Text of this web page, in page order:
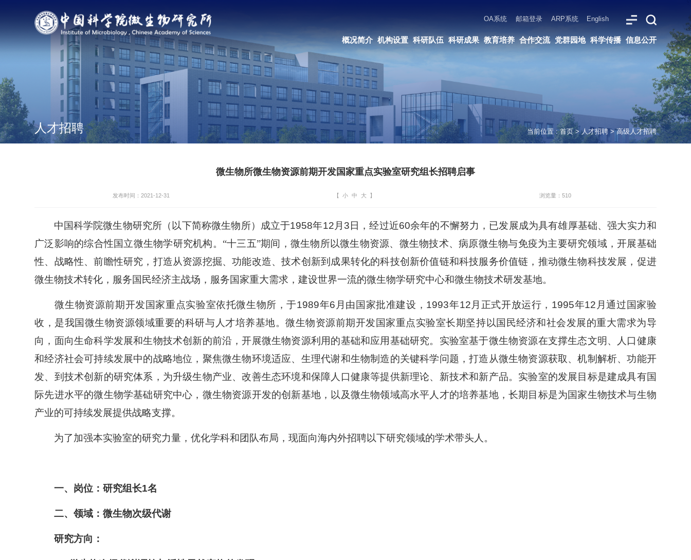
English
人才招聘 当前位置 :首页>人才招聘>高级人才招聘
微生物所微生物资源前期开发国家重点实验室研究组长招聘启事
发布时间：2021-12-31 【 小 中 大 】 浏览量：510
中国科学院微生物研究所（以下简称微生物所）成立于1958年12月 3 日，经过近60余年的不懈努力，已发展成为具有雄厚基础、强大实力和
广泛影响的综合性国立微生物学研究机构。“十三五”期间，微生物所以微生物资源、微生物技术、病原微生物与免疫为主要研究领域，开展基础
性、战略性、前瞻性研究，打造从资源挖掘、功能改造、技术创新到成果转化的科技创新价值链和科技服务价值链，推动微生物科技发展，促进
微生物技术转化，服务国民经济主战场，服务国家重大需求，建设世界一流的微生物学研究中心和微生物技术研发基地。
微生物资源前期开发国家重点实验室依托微生物所，于1989年6 月由国家批准建设， 1993年12月正式开放运行， 1995年12 月通过国家验
收，是我国微生物资源领域重要的科研与人才培养基地。微生物资源前期开发国家重点实验室长期坚持以国民经济和社会发展的重大需求为导
向，面向生命科学发展和生物技术创新的前沿，开展微生物资源利用的基础和应用基础研究。实验室基于微生物资源在支撑生态文明、人口健康
和经济社会可持续发展中的战略地位，聚焦微生物环境适应、生理代谢和生物制造的关键科学问题，打造从微生物资源获取、机制解析、功能开
发、到技术创新的研究体系，为升级生物产业、改善生态环境和保障人口健康等提供新理论、新技术和新产品。实验室的发展目标是建成具有国
际先进水平的微生物学基础研究中心，微生物资源开发的创新基地，以及微生物领域高水平人才的培养基地，长期目标是为国家生物技术与生物
产业的可持续发展提供战略支撑。
为了加强本实验室的研究力量，优化学科和团队布局，现面向海内外招聘以下研究领域的学术带头人。
一、岗位：研究组长1名
二、领域：微生物次级代谢
研究方向：